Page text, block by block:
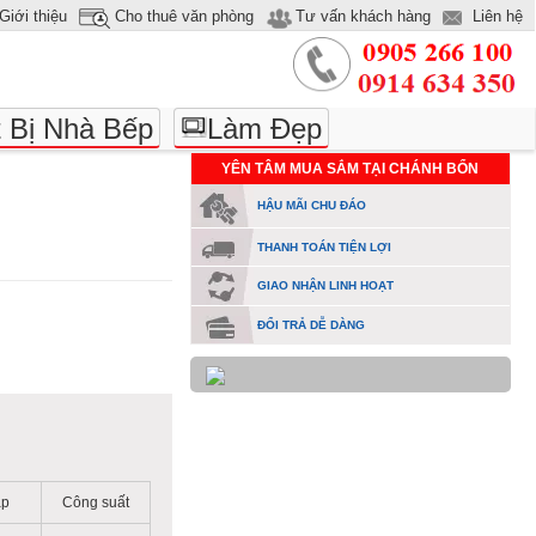
Liên hệ
Giới thiệu Cho thuê văn phòng Tư vấn khách hàng
Bị Nhà Bếp Làm Đẹp
Công suất
YÊN TÂM MUA SẮM TẠI CHÁNH BỔN
HẬU MÃI CHU ĐÁO
THANH TOÁN TIỆN LỢI
GIAO NHẬN LINH HOẠT
ĐỔI TRẢ DỄ DÀNG